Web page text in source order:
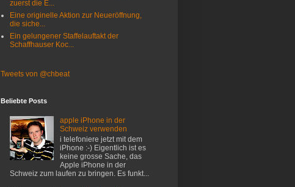
zuerst die E...
Eine originelle Aktion zur Neueröffnung,
die siche...
Ein gelungener Staffelauftakt der
Schaffhauser Koc...
Tweets von @chbeat
Beliebte Posts
apple iPhone in der
Schweiz verwenden
i telefoniere jetzt mit dem
iPhone :-) Eigentlich ist es
keine grosse Sache, das
Apple iPhone in der
Schweiz zum laufen zu bringen. Es funkt...